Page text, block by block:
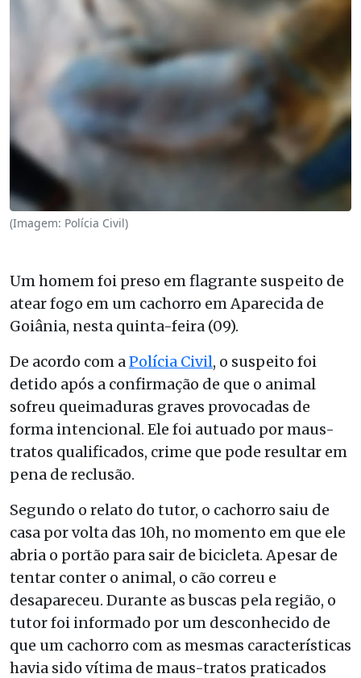
(Imagem: Polícia Civil)
Um homem foi preso em flagrante suspeito de
atear fogo em um cachorro em Aparecida de
Goiânia, nesta quinta-feira (09).
De acordo com aPolícia Civil, o suspeito foi
detido após a confirmação de que o animal
sofreu queimaduras graves provocadas de
forma intencional. Ele foi autuado por maus-
tratos qualificados, crime que pode resultar em
pena de reclusão.
Segundo o relato do tutor, o cachorro saiu de
casa por volta das 10h, no momento em que ele
abria o portão para sair de bicicleta. Apesar de
tentar conter o animal, o cão correu e
desapareceu. Durante as buscas pela região, o
tutor foi informado por um desconhecido de
que um cachorro com as mesmas características
havia sido vítima de maus-tratos praticados